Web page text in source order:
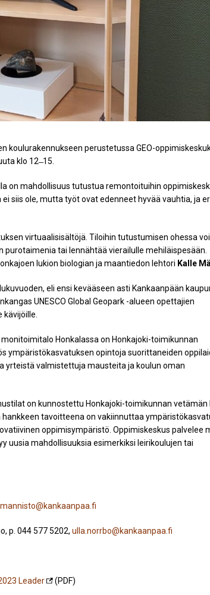
koulurakennukseen perustetussa GEO-
klo 12 ̶ 15.
on mahdollisuus tutustua remontoituihin
siis ole, mutta työt ovat edenneet hyvää vauhtia, ja
virtuaalisisältöjä. Tiloihin tutustumisen ohessa voi
tai lennähtää vierailulle mehiläispesään.
lukion biologian ja maantiedon lehtori Kalle
eli ensi kevääseen asti Kankaanpään
UNESCO Global Geopark -alueen opettajien
Honkalassa on Honkajoki-toimikunnan
ympäristökasvatuksen opintoja suorittaneiden
valmistettuja mausteita ja koulun oman
on kunnostettu Honkajoki-toimikunnan vetämän
tavoitteena on vakiinnuttaa
oppimisympäristö. Oppimiskeskus palvelee
uusia mahdollisuuksia esimerkiksi leirikoulujen tai
p. 044 577 5202, ulla.norrbo@kankaanpaa.fi
Leader (PDF)